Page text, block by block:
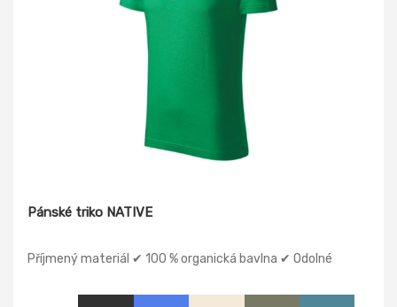
Pánské triko NATIVE
Příjmený materiál ✔ 100 % organická bavlna ✔ Odolné